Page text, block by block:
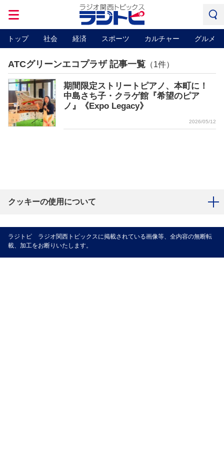
トップ 社会 経済 スポーツ カルチャー グルメ
ATCグリーンエコプラザ 記事一覧 （1件）
期間限定ストリートピアノ、本町に！
中島さち子・クラゲ館『希望のピア
ノ』《Expo Legacy》
2026/05/12
クッキーの使用について
ラジトピ ラジオ関西トピックスに掲載されている画像等、全内容の無断転
載、加工をお断りいたします。